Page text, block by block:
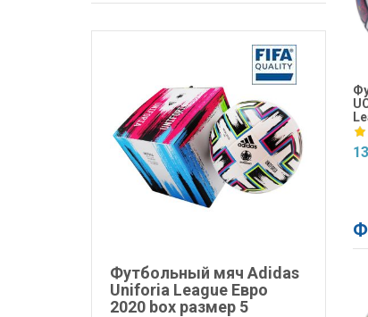
Футбольный мяч Adidas
Uniforia League Евро
2020 box размер 5